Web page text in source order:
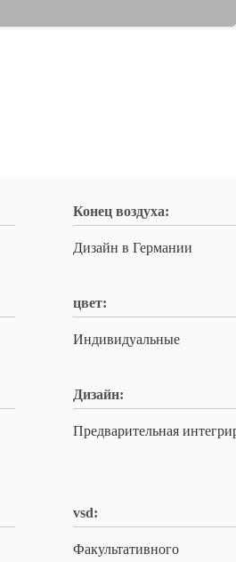
Конец воздуха:
Дизайн в Германии
цвет:
Индивидуальные
Дизайн:
Предварительная
vsd:
Факультативного